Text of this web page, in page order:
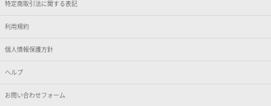
特定商取引法に関する表記
利用規約
個人情報保護方針
ヘルプ
お問い合わせフォーム